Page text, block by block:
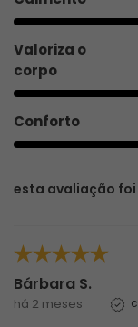
Valoriza o
corpo
Conforto
esta avaliação foi
Bárbara S.
há 2 meses